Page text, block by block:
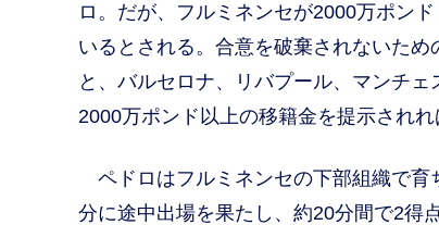
ロ。だが、フルミネンセが2000万ポン
いるとされる。合意を破棄されないた
と、バルセロナ、リバプール、マンチ
2000万ポンド以上の移籍金を提示され
ペドロはフルミネンセの下部組織で育
分に途中出場を果たし、約20分間で2得